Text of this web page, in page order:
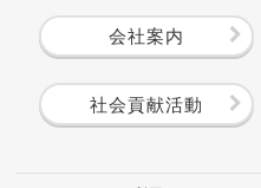
会社案内
社会貢献活動